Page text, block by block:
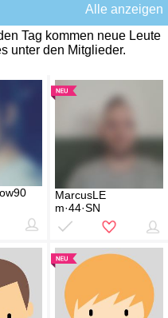
Alle anzeigen
Tag kommen neue Leute
unter den Mitglieder.
MarcusLE
m·44·SN